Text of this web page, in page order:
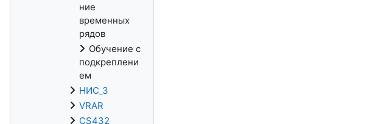
ние
временных
рядов
Обучение с
подкреплени
ем
НИС_3
VRAR
CS432